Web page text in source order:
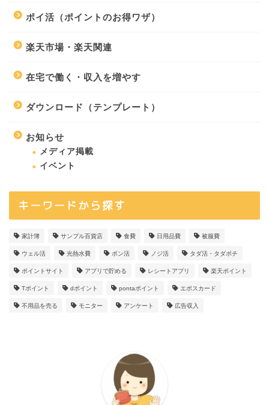
ポイ活（ポイントのお得ワザ）
楽天市場・楽天関連
在宅で働く・収入を増やす
ダウンロード（テンプレート）
お知らせ
メディア掲載
イベント
キーワードから探す
家計簿 サンプル百貨店 食費 日用品費 被服費
ウェル活 光熱水費 ポン活 ノジ活 タダ活・タダポチ
ポイントサイト アプリで貯める レシートアプリ 楽天ポイント
Tポイント dポイント pontaポイント エポスカード
不用品を売る モニター アンケート 広告収入